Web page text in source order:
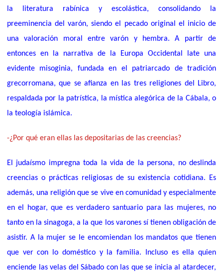
la literatura rabínica y escolástica, consolidando la
preeminencia del varón, siendo el pecado original el inicio de
una valoración moral entre varón y hembra. A partir de
entonces en la narrativa de la Europa Occidental late una
evidente misoginia, fundada en el patriarcado de tradición
grecorromana, que se afianza en las tres religiones del Libro,
respaldada por la patrística, la mística alegórica de la Cábala, o
la teología islámica.
-¿Por qué eran ellas las depositarias de las creencias?
El judaísmo impregna toda la vida de la persona, no deslinda
creencias o prácticas religiosas de su existencia cotidiana. Es
además, una religión que se vive en comunidad y especialmente
en el hogar, que es verdadero santuario para las mujeres, no
tanto en la sinagoga, a la que los varones sí tienen obligación de
asistir. A la mujer se le encomiendan los mandatos que tienen
que ver con lo doméstico y la familia. Incluso es ella quien
enciende las velas del Sábado con las que se inicia al atardecer,